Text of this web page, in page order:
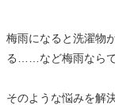
梅雨になると洗濯物
る……など梅雨ならで
そのような悩みを解